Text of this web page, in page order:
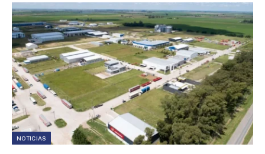
Area Industrial Puerto Boyacá
Area Industrial (CHOAPAR)
Area Industrial Saurimo
Area Industrial Tungkal Jaya
Area industrial Puerto Francisco de Orellana
NOTICIAS